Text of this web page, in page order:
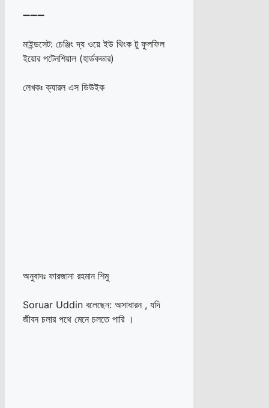
➖➖➖
মাইন্ডসেট: চেঞ্জিং দ্য ওয়ে ইউ থিংক টু ফুলফিল
ইয়োর পটেনশিয়াল (হার্ডকভার)
লেখকঃ ক্যারল এস ডিউইক
অনুবাদঃ ফারজানা রহমান শিমু
Soruar Uddin বলেছেন: অসাধারন , যদি
জীবন চলার পথে মেনে চলতে পারি ।